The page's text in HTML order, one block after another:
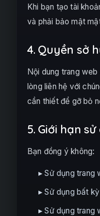
Khi bạn tạo tài
và phải bảo mật
4. Quyền sở
Nội dung trang
lòng liên hệ với
cần thiết để gỡ bỏ
5. Giới hạn
Bạn đồng ý không:
▸ Sử dụng trang
▸ Sử dụng bất
▸ Sử dụng trang